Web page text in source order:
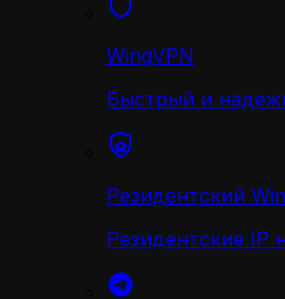
WingVPN
Быстрый и
Резидентский
Резидентские IP